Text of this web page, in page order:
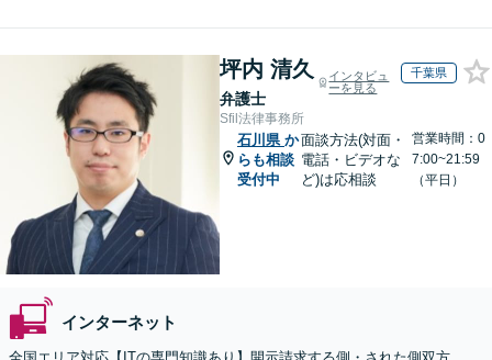
坪内 清久
弁護士
インタビュ
ーを見る
千葉県
Sfil法律事務所
石川県 か
らも相談
受付中
面談方法(対面・
電話・ビデオな
ど)は応相談
営業時間：0
7:00~21:59
（平日）
インターネット